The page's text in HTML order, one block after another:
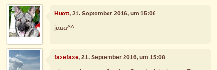
Huett, 21. September 2016, um 15:06
jaaa^^
faxefaxe, 21. September 2016, um 15:08